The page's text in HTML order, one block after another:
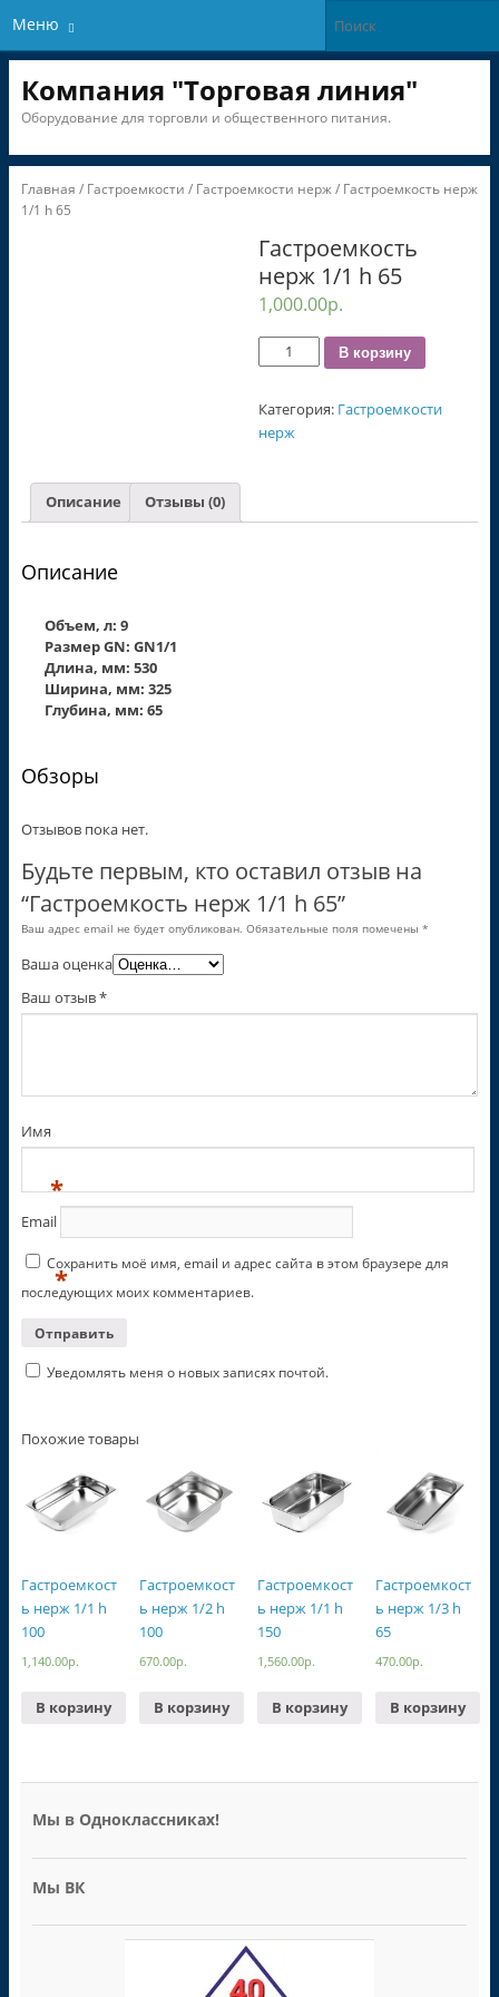
Меню
Компания "Торговая линия"
Оборудование для торговли и общественного питания.
Главная / Гастроемкости / Гастроемкости нерж/ Гастроемкость нерж
1/1 h 65
Гастроемкость
нерж 1/1 h 65
1,000.00р.
Количество В корзину
Категория: Гастроемкости
нерж
Описание Отзывы (0)
Описание
Объем, л: 9
Размер GN: GN1/1
Длина, мм: 530
Ширина, мм: 325
Глубина, мм: 65
Обзоры
Отзывов пока нет.
Будьте первым, кто оставил отзыв на
“Гастроемкость нерж 1/1 h 65”
Ваш адрес email не будет опубликован. Обязательные поля помечены *
Ваша оценка
Ваш отзыв*
Имя
*
Email
*
Сохранить моё имя, email и адрес сайта в этом браузере для
последующих моих комментариев.
Уведомлять меня о новых записях почтой.
Похожие товары
Гастроемкост
ь нерж 1/1 h
100
1,140.00р.
В корзину
Гастроемкост
ь нерж 1/2 h
100
670.00р.
В корзину
Гастроемкост
ь нерж 1/1 h
150
1,560.00р.
В корзину
Гастроемкост
ь нерж 1/3 h
65
470.00р.
В корзину
Мы в Одноклассниках!
Мы ВК